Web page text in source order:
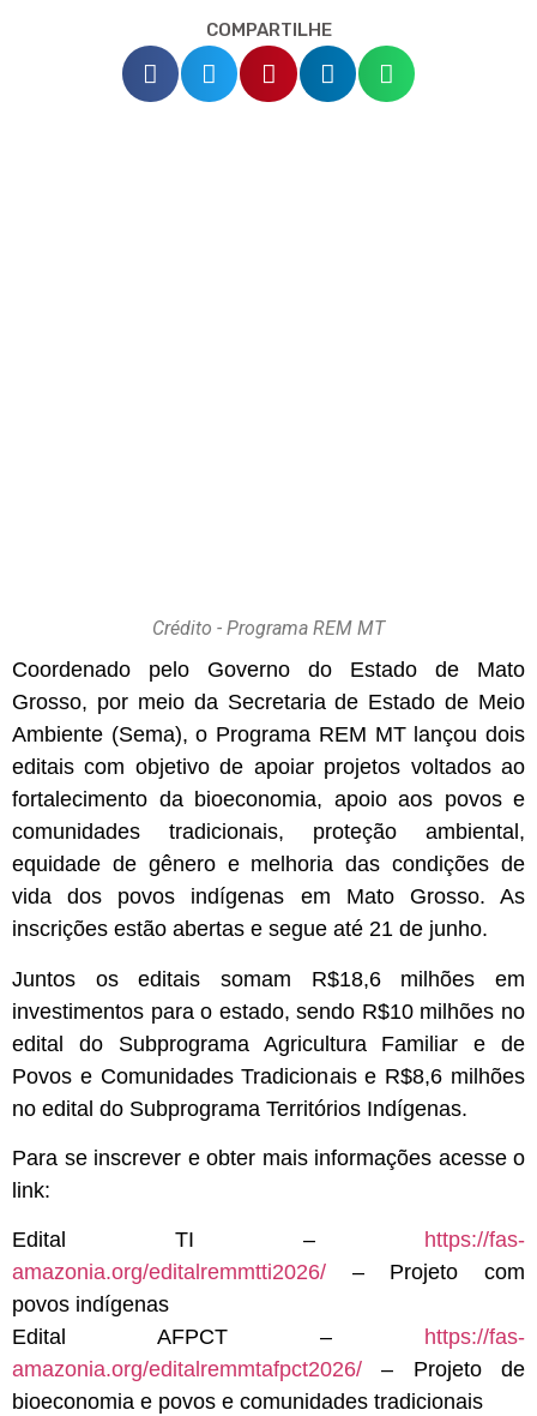
COMPARTILHE
Crédito - Programa REM MT
Coordenado pelo Governo do Estado de Mato
Grosso, por meio da Secretaria de Estado de Meio
Ambiente (Sema), o Programa REM MT lançou dois
editais com objetivo de apoiar projetos voltados ao
fortalecimento da bioeconomia, apoio aos povos e
comunidades tradicionais, proteção ambiental,
equidade de gênero e melhoria das condições de
vida dos povos indígenas em Mato Grosso. As
inscrições estão abertas e segue até 21 de junho.
Juntos os editais somam R$18,6 milhões em
investimentos para o estado, sendo R$10 milhões no
edital do Subprograma Agricultura Familiar e de
Povos e Comunidades Tradicionais e R$8,6 milhões
no edital do Subprograma Territórios Indígenas.
Para se inscrever e obter mais informações acesse o
link:
Edital TI – https://fas-
amazonia.org/editalremmtti2026/ – Projeto com
povos indígenas
Edital AFPCT – https://fas-
amazonia.org/editalremmtafpct2026/ – Projeto de
bioeconomia e povos e comunidades tradicionais